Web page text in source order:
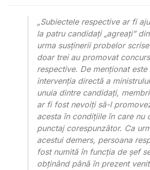
„Subiectele respective ar fi
la patru candidați „agreați”
urma susținerii probelor
doar trei au promovat
respective. De menționat
intervenția directă a
unuia dintre candidați,
ar fi fost nevoiți să-l
acesta în condițiile în care nu
punctaj corespunzător. Ca
acestui demers, persoana
fost numită în funcția de șef
obținând până în prezent